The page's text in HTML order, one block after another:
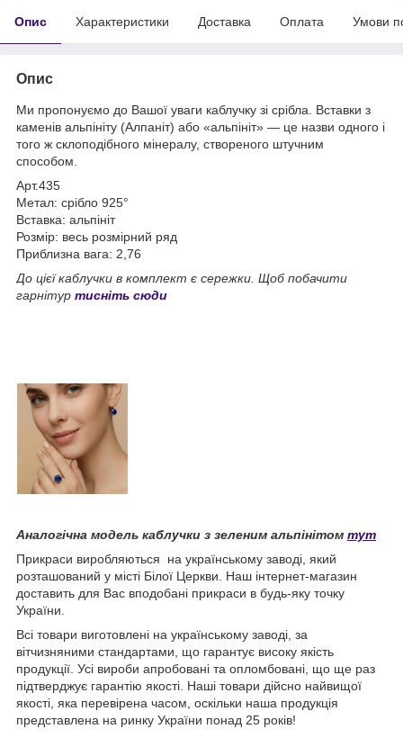
Опис Характеристики Доставка Оплата Умови
Опис
Ми пропонуємо до Вашої уваги каблучку зі срібла. Вставки з
каменів альпініту (Алпаніт) або «альпініт» — це назви одного і
того ж склоподібного мінералу, створеного штучним
способом.
Арт.435
Метал: срібло 925°
Вставка: альпініт
Розмір: весь розмірний ряд
Приблизна вага: 2,76
До цієї каблучки в комплект є сережки. Щоб побачити
гарнітур тисніть сюди
Аналогічна модель каблучки з зеленим альпінітом тут
Прикраси виробляються на українському заводі, який
розташований у місті Білої Церкви. Наш інтернет-магазин
доставить для Вас вподобані прикраси в будь-яку точку
України.
Всі товари виготовлені на українському заводі, за
вітчизняними стандартами, що гарантує високу якість
продукції. Усі вироби апробовані та опломбовані, що ще раз
підтверджує гарантію якості. Наші товари дійсно найвищої
якості, яка перевірена часом, оскільки наша продукція
представлена на ринку України понад 25 років!